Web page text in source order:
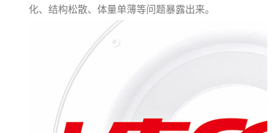
化、结构松散、体量单薄等问题暴露出来。